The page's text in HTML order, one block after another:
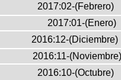
2017:02-(Febrero)
2017:01-(Enero)
2016:12-(Diciembre)
2016:11-(Noviembre)
2016:10-(Octubre)